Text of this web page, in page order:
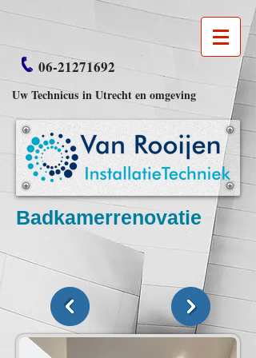
06-21271692
Uw Technicus in Utrecht en omgeving
Badkamerrenovatie